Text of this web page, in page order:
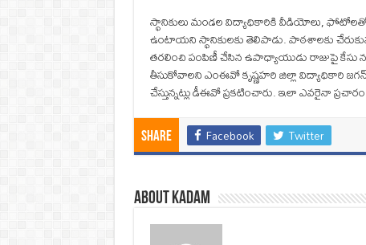
స్థానికులు మండల విద్యాధికారికి వీడియోలు,
ఉంటాయని స్థానికులకు తెలిపాడు. పాఠశాలకు
తరలించి పంపిణీ చేసిన ఉపాధ్యాయుడు రాజుపై కేసు
తీసుకోవాలని ఎంఈవో కృష్ణహరి జిల్లా విద్యాధికారి
చేస్తున్నట్లు డీఈవో ప్రకటించారు. ఇలా ఎవరైనా
Share Facebook Twitter
About Kadam